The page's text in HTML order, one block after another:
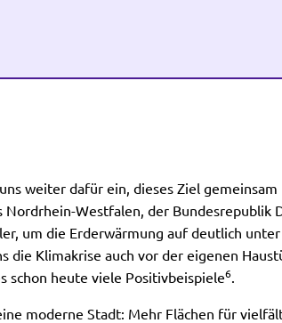
weiter dafür ein, dieses Ziel
Westfalen, der Bundesrepublik
um die Erderwärmung auf deutlich
die Klimakrise auch vor der eigenen
schon heute viele Positivbeispiele6.
moderne Stadt: Mehr Flächen für